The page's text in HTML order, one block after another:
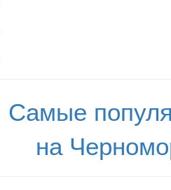
Самые
на